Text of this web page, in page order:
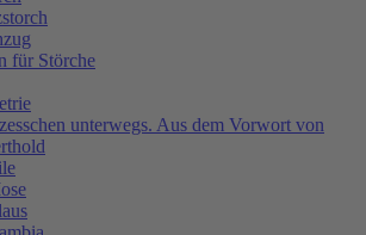
für Störche
unterwegs. Aus dem Vorwort von